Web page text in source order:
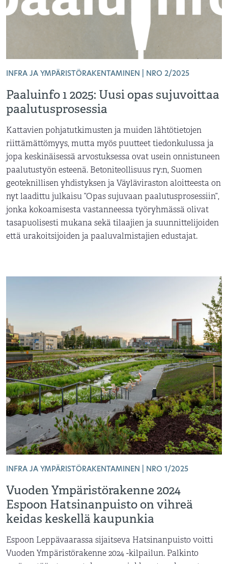
INFRA JA YMPÄRISTÖRAKENTAMINEN | NRO 2/2025
Paaluinfo 1 2025: Uusi opas sujuvoittaa
paalutusprosessia
Kattavien pohjatutkimusten ja muiden lähtötietojen
riittämättömyys, mutta myös puutteet tiedonkulussa ja
jopa keskinäisessä arvostuksessa ovat usein onnistuneen
paalutustyön esteenä. Betoniteollisuus ry:n, Suomen
geoteknillisen yhdistyksen ja Väyläviraston aloitteesta on
nyt laadittu julkaisu ”Opas sujuvaan paalutusprosessiin”,
jonka kokoamisesta vastanneessa työryhmässä olivat
tasapuolisesti mukana sekä tilaajien ja suunnittelijoiden
että urakoitsijoiden ja paaluvalmistajien edustajat.
INFRA JA YMPÄRISTÖRAKENTAMINEN | NRO 1/2025
Vuoden Ympäristörakenne 2024
Espoon Hatsinanpuisto on vihreä
keidas keskellä kaupunkia
Espoon Leppävaarassa sijaitseva Hatsinanpuisto voitti
Vuoden Ympäristörakenne 2024 -kilpailun. Palkinto